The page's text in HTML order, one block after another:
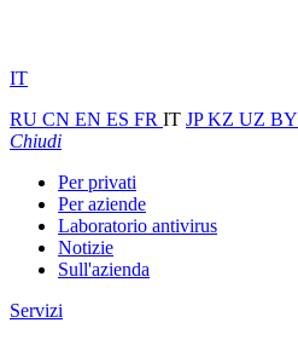
IT
RU CN EN ES FR IT JPKZ UZ BY
Chiudi
Per privati
Per aziende
Laboratorio antivirus
Notizie
Sull'azienda
Servizi